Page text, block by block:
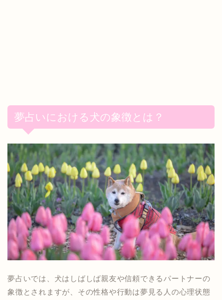
夢占いにおける犬の象徴とは？
夢占いでは、犬はしばしば親友や信頼できるパートナーの
象徴とされますが、その性格や行動は夢見る人の心理状態